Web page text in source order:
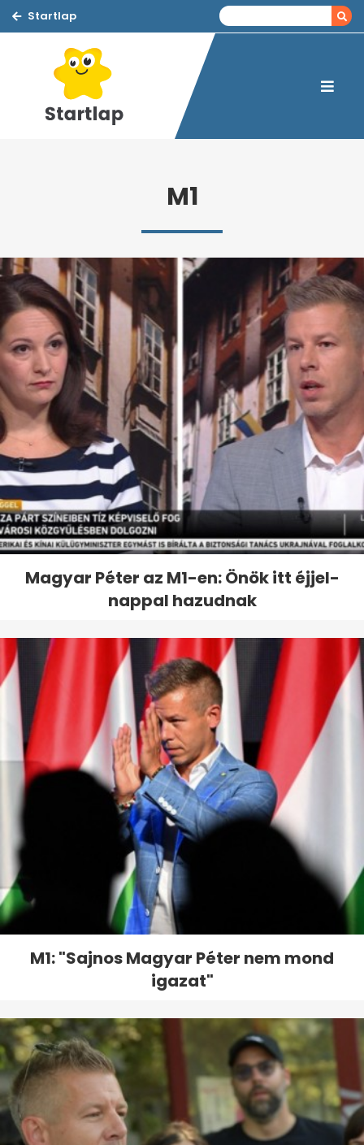
Startlap
M1
Magyar Péter az M1-en: Önök itt éjjel-
nappal hazudnak
M1: "Sajnos Magyar Péter nem mond
igazat"